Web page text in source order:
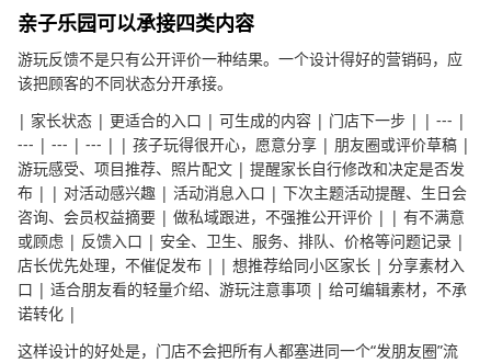
亲子乐园可以承接四类内容
游玩反馈不是只有公开评价一种结果。一个设计得好的营销码，应
该把顾客的不同状态分开承接。
| 家长状态 | 更适合的入口 | 可生成的内容 | 门店下一步 | | --- |
--- | --- | --- | | 孩子玩得很开心，愿意分享 | 朋友圈或评价草稿 |
游玩感受、项目推荐、照片配文 | 提醒家长自行修改和决定是否发
布 | | 对活动感兴趣 | 活动消息入口 | 下次主题活动提醒、生日会
咨询、会员权益摘要 | 做私域跟进，不强推公开评价 | | 有不满意
或顾虑 | 反馈入口 | 安全、卫生、服务、排队、价格等问题记录 |
店长优先处理，不催促发布 | | 想推荐给同小区家长 | 分享素材入
口 | 适合朋友看的轻量介绍、游玩注意事项 | 给可编辑素材，不承
诺转化 |
这样设计的好处是，门店不会把所有人都塞进同一个“发朋友圈”流